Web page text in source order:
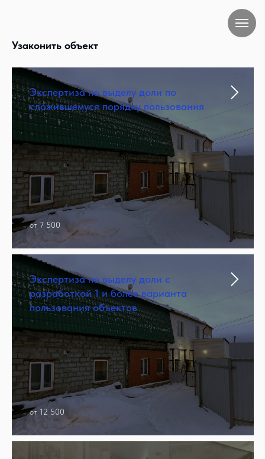
Узаконить объект
Экспертиза по выделу доли по
сложившемуся порядку пользования
от 7 500
Экспертиза по выделу доли с
разработкой 1 и более варианта
пользования объектов
от 12 500